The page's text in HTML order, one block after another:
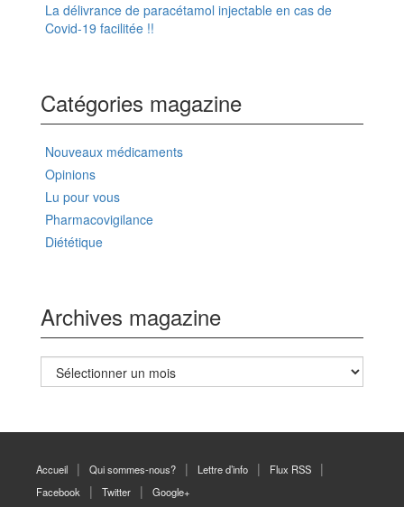
La délivrance de paracétamol injectable en cas de
Covid-19 facilitée !!
Catégories magazine
Nouveaux médicaments
Opinions
Lu pour vous
Pharmacovigilance
Diététique
Archives magazine
Archives
magazine
Accueil Qui sommes-nous? Lettre d’info
Flux RSS
Facebook
Twitter Google+